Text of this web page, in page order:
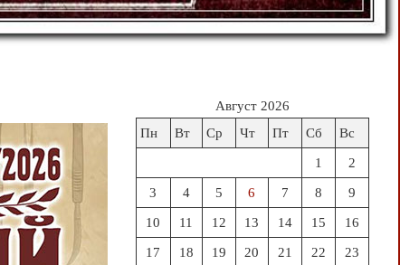
Август 2026
Пн
Вт Ср Чт Пт Сб Вс
1 2
3 4 5 6 7 8 9
10 11 12 13 14 15 16
17 18 19 20 21 22 23